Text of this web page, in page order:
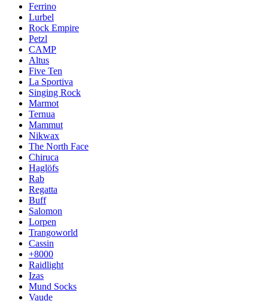
Ferrino
Lurbel
Rock Empire
Petzl
CAMP
Altus
Five Ten
La Sportiva
Singing Rock
Marmot
Ternua
Mammut
Nikwax
The North Face
Chiruca
Haglöfs
Rab
Regatta
Buff
Salomon
Lorpen
Trangoworld
Cassin
+8000
Raidlight
Izas
Mund Socks
Vaude